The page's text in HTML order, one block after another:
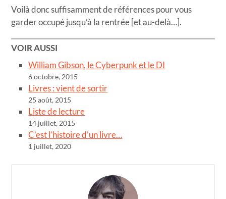
Voilà donc suffisamment de références pour vous
garder occupé jusqu’à la rentrée [et au-delà…].
VOIR AUSSI
William Gibson, le Cyberpunk et le DI
6 octobre, 2015
Livres : vient de sortir
25 août, 2015
Liste de lecture
14 juillet, 2015
C’est l’histoire d’un livre…
1 juillet, 2020